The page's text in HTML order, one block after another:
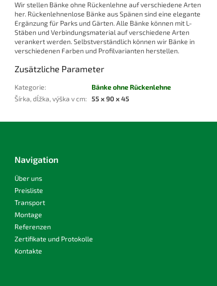
Wir stellen Bänke ohne Rückenlehne auf verschiedene Arten
her. Rückenlehnenlose Bänke aus Spänen sind eine elegante
Ergänzung für Parks und Gärten. Alle Bänke können mit L-
Stäben und Verbindungsmaterial auf verschiedene Arten
verankert werden. Selbstverständlich können wir Bänke in
verschiedenen Farben und Profilvarianten herstellen.
Zusätzliche Parameter
Kategorie:
Bänke ohne Rückenlehne
Šírka, dĺžka, výška v cm: 55 x 90 x 45
Navigation
Über uns
Preisliste
Transport
Montage
Referenzen
Zertifikate und Protokolle
Kontakte